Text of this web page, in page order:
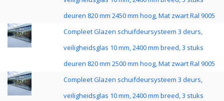
deuren 820 mm 2450 mm hoog, Mat zwart Ral 9005
Compleet Glazen schuifdeursysteem 3 deurs,
veiligheidsglas 10 mm, 2400 mm breed, 3 stuks
deuren 820 mm 2500 mm hoog, Mat zwart Ral 9005
Compleet Glazen schuifdeursysteem 3 deurs,
veiligheidsglas 10 mm, 2400 mm breed, 3 stuks